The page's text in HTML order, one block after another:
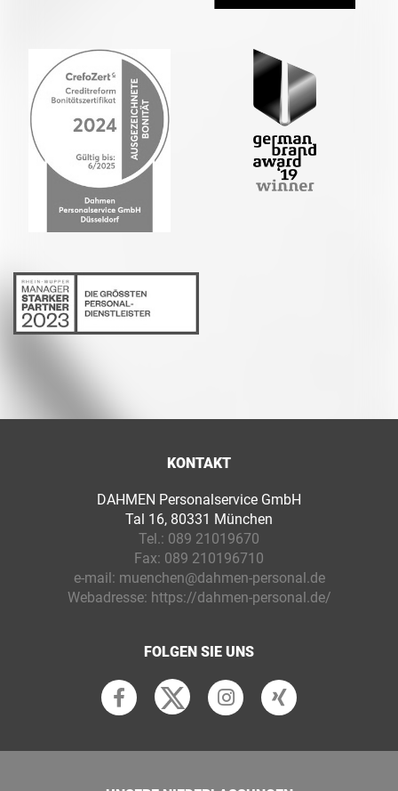
KONTAKT
DAHMEN Personalservice GmbH
Tal 16, 80331 München
Tel.: 089 21019670
Fax: 089 210196710
e-mail: muenchen@dahmen-personal.de
Webadresse: https://dahmen-personal.de/
FOLGEN SIE UNS